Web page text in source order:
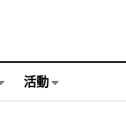
活動